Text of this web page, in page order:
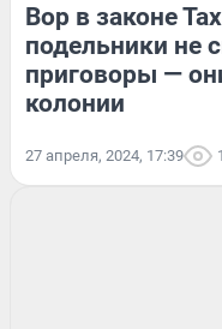
Вор в законе
подельники не
приговоры —
колонии
27 апреля, 2024, 17:39